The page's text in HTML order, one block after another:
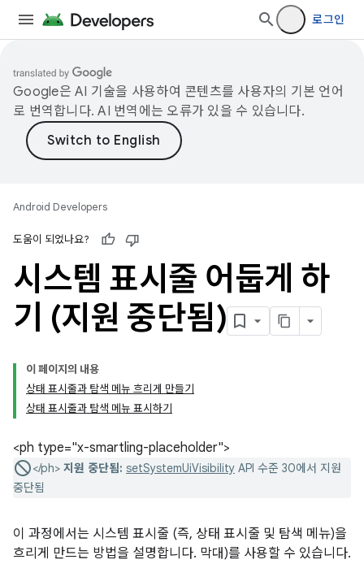
로그인
Google은 AI 기술을 사용하여 콘텐츠를 사용자의 기본 언어
로 번역합니다. AI 번역에는 오류가 있을 수 있습니다.
Android Developers
도움이 되었나요?
시스템 표시줄 어둡게 하
기 (지원 중단됨)
이 페이지의 내용
상태 표시줄과 탐색 메뉴 흐리게 만들기
상태 표시줄과 탐색 메뉴 표시하기
<ph type="x-smartling-placeholder">
</ph> 지원 중단됨: setSystemUiVisibility API 수준 30에서 지원
중단됨
이 과정에서는 시스템 표시줄 (즉, 상태 표시줄 및 탐색 메뉴)을
흐리게 만드는 방법을 설명합니다. 막대)를 사용할 수 있습니다.